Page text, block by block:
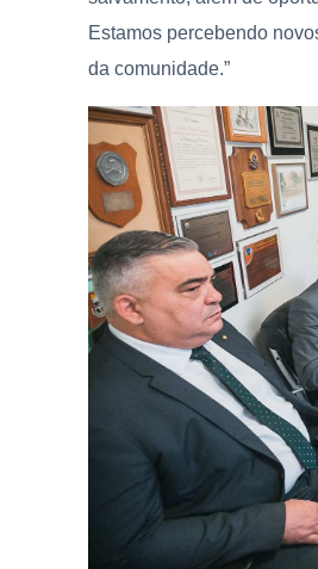
Estamos percebendo
da comunidade.”